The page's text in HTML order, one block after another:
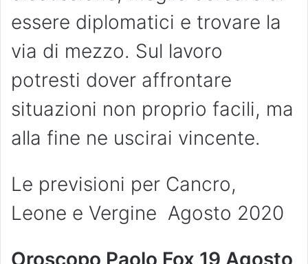
essere diplomatici e trovare la
via di mezzo. Sul lavoro
potresti dover affrontare
situazioni non proprio facili, ma
alla fine ne uscirai vincente.
Le previsioni per Cancro,
Leone e Vergine Agosto 2020